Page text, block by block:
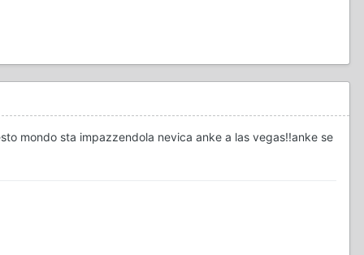
mondo sta impazzendola nevica anke a las vegas!!anke se